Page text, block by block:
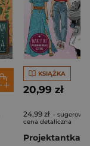
KSIĄŻKA
20,99 zł
24,99 zł -
cena detaliczna